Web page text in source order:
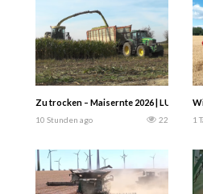
Zu trocken – Maisernte 2026 | LU
10 Stunden ago 22 1